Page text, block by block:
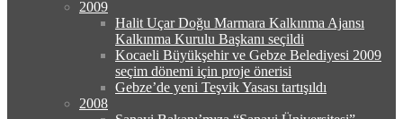
2009
Halit Uçar Doğu Marmara Kalkınma Ajansı
Kalkınma Kurulu Başkanı seçildi
Kocaeli Büyükşehir ve Gebze Belediyesi 2009
seçim dönemi için proje önerisi
Gebze’de yeni Teşvik Yasası tartışıldı
2008